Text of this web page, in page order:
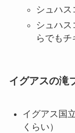
シュハス
シュハス
らでもチ
イグアスの滝
イグアス国
くらい）